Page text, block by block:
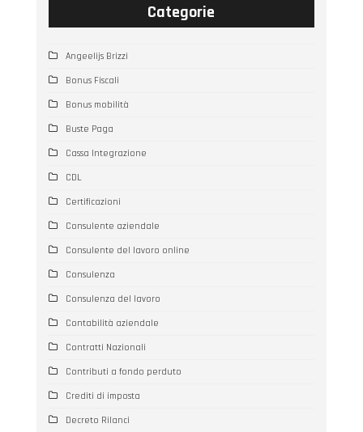
Categorie
Angeelijs Brizzi
Bonus Fiscali
Bonus mobilità
Buste Paga
Cassa Integrazione
CDL
Certificazioni
Consulente aziendale
Consulente del lavoro online
Consulenza
Consulenza del lavoro
Contabilità aziendale
Contratti Nazionali
Contributi a fondo perduto
Crediti di imposta
Decreto Rilanci